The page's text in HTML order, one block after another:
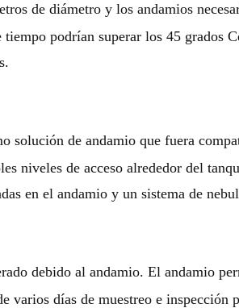
de diámetro y los andamios
podrían superar los 45 grados
solución de andamio que fuera
niveles de acceso alrededor del
en el andamio y un sistema de
debido al andamio. El andamio
varios días de muestreo e inspección